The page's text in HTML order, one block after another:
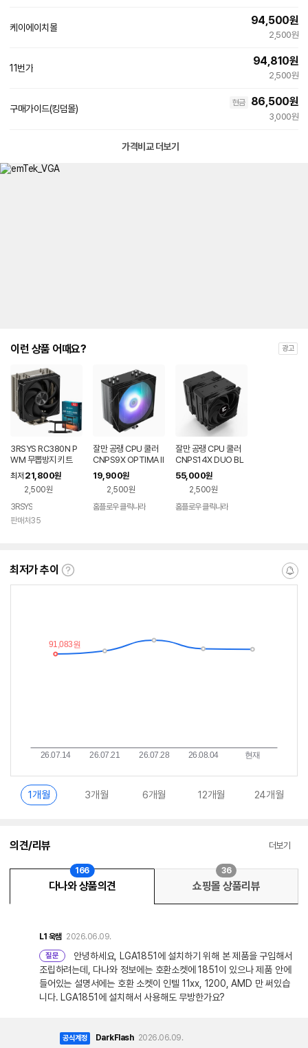
케이에이치몰
94,500원
2,500원
11번가
94,810원
2,500원
구매가이드(킹덤몰)
현금 86,500원
3,000원
가격비교 더보기
이런 상품 어때요? 광고
3RSYS RC380N P
WM 무뽑방지 키트
최저 21,800원
2,500원
3RSYS
판매처35
잘만 공랭 CPU 쿨러
CNPS9X OPTIMA II
ARGB
19,900원
2,500원
홈플로우 클릭나라
잘만 공랭 CPU 쿨러
CNPS14X DUO BL
ACK
55,000원
2,500원
홈플로우 클릭나라
최저가 추이
최
알
1개월 3개월 6개월 12개월 24개월
의견/리뷰 더보기
다나와 상품의견
166
쇼핑몰 상품리뷰
36
L1 욱쌤 2026.06.09.
질문
안녕하세요, LGA1851에 설치하기 위해 본 제품을 구입해서
조립하려는데, 다나와 정보에는 호환소켓에 1851이 있으나 제품 안에
들어있는 설명서에는 호환 소켓이 인텔 11xx, 1200, AMD 만 써있습
니다. LGA1851에 설치해서 사용해도 무방한가요?
공식계정 DarkFlash 2026.06.09.